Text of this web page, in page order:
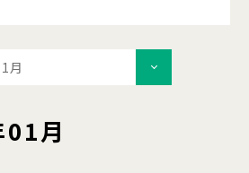
月
月